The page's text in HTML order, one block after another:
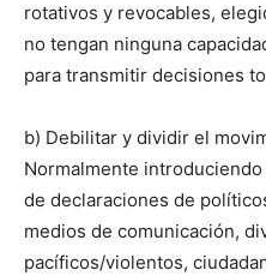
rotativos y revocables,
no tengan ninguna
para transmitir decisiones
b) Debilitar y dividir el
Normalmente
de declaraciones de
medios de comunicación,
pacíficos/violentos,